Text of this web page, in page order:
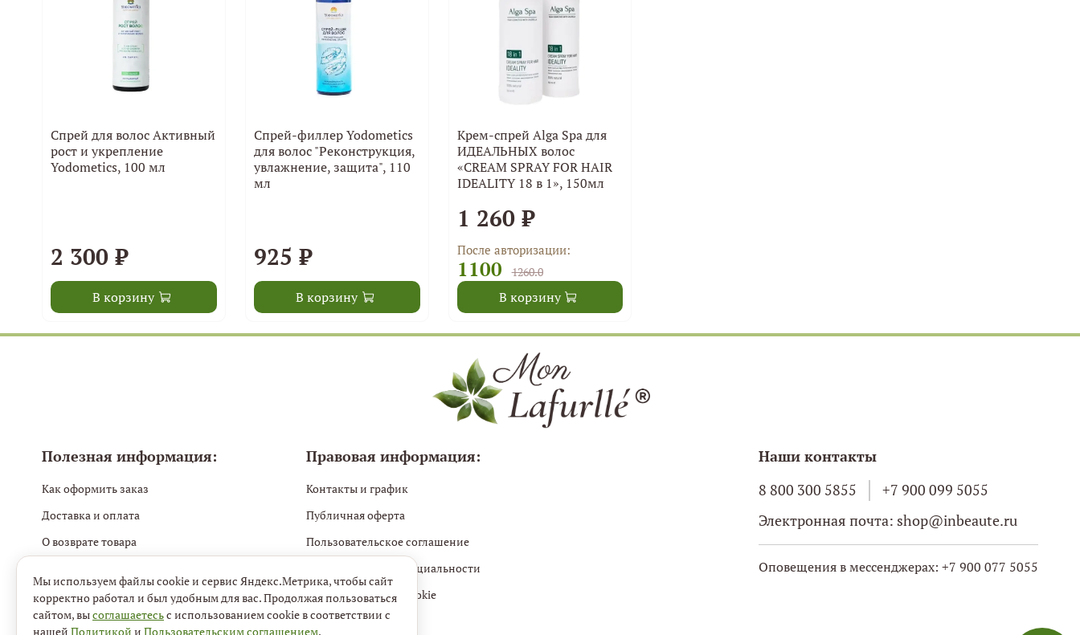
Спрей для волос Активный
рост и укрепление
Yodometics, 100 мл
2 300 ₽
В корзину
Спрей-филлер Yodometics
для волос "Реконструкция,
увлажнение, защита", 110
мл
925 ₽
В корзину
Крем-спрей Alga Spa для
ИДЕАЛЬНЫХ волос
«CREAM SPRAY FOR HAIR
IDEALITY 18 в 1», 150мл
1 260 ₽
После авторизации:
1100 1260.0
В корзину
Полезная информация:
Как оформить заказ
Доставка и оплата
О возврате товара
Правовая информация:
Контакты и график
Публичная оферта
Пользовательское соглашение
Политика конфиденциальности
Политика файлов cookie
Наши контакты
8 800 300 5855
+7 900 099 5055
Электронная почта: shop@inbeaute.ru
Оповещения в мессенджерах: +7 900 077 5055
Мы используем файлы cookie и сервис Яндекс.Метрика, чтобы сайт
корректно работал и был удобным для вас. Продолжая пользоваться
сайтом, высоглашаетесьс использованием cookie в соответствии с
нашей Политикой и Пользовательским соглашением.